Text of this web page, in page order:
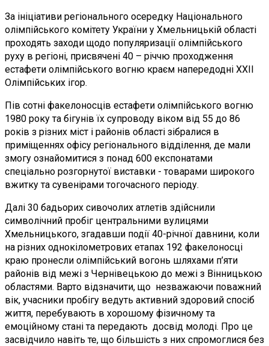
За ініціативи регіонального осередку Національного
олімпійського комітету України у Хмельницькій області
проходять заходи щодо популяризації олімпійського
руху в регіоні, присвячені 40 – річчю проходження
естафети олімпійського вогню краєм напередодні XXII
Олімпійських ігор.
Пів сотні факелоносців естафети олімпійського вогню
1980 року та бігунів їх супроводу віком від 55 до 86
років з різних міст і районів області зібралися в
приміщеннях офісу регіонального відділення, де мали
змогу ознайомитися з понад 600 експонатами
спеціально розгорнутої виставки - товарами широкого
вжитку та сувенірами тогочасного періоду.
Далі 30 бадьорих сивочолих атлетів здійснили
символічний пробіг центральними вулицями
Хмельницького, згадавши події 40-річної давнини, коли
на різних однокілометрових етапах 192 факелоносці
краю пронесли олімпійський вогонь шляхами п’яти
районів від межі з Чернівецькою до межі з Вінницькою
областями. Варто відзначити, що незважаючи поважний
вік, учасники пробігу ведуть активний здоровий спосіб
життя, перебувають в хорошому фізичному та
емоційному стані та передають досвід молоді. Про це
засвідчило навіть те, що більшість з них спромоглися без